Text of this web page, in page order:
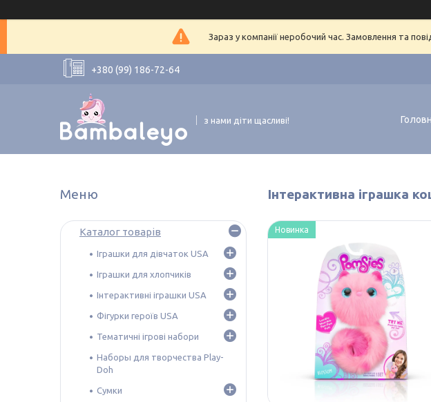
Зараз у компанії неробочий час. Замовлення та
+380 (99) 186-72-64
з нами діти щасливі!
Інтерактивна іграшка
Новинка
Каталог товарів
Іграшки для дівчаток USA
Іграшки для хлопчиків
Інтерактивні іграшки USA
Фігурки героїв USA
Тематичні ігрові набори
Наборы для творчества Play-
Doh
Сумки